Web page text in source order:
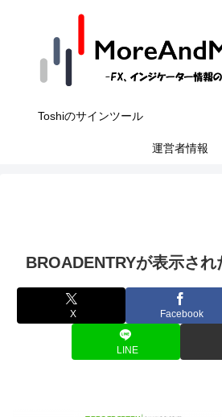
Toshiのサインツール
運営者情報
BROADENTRYが表示され
X Facebook
LINE